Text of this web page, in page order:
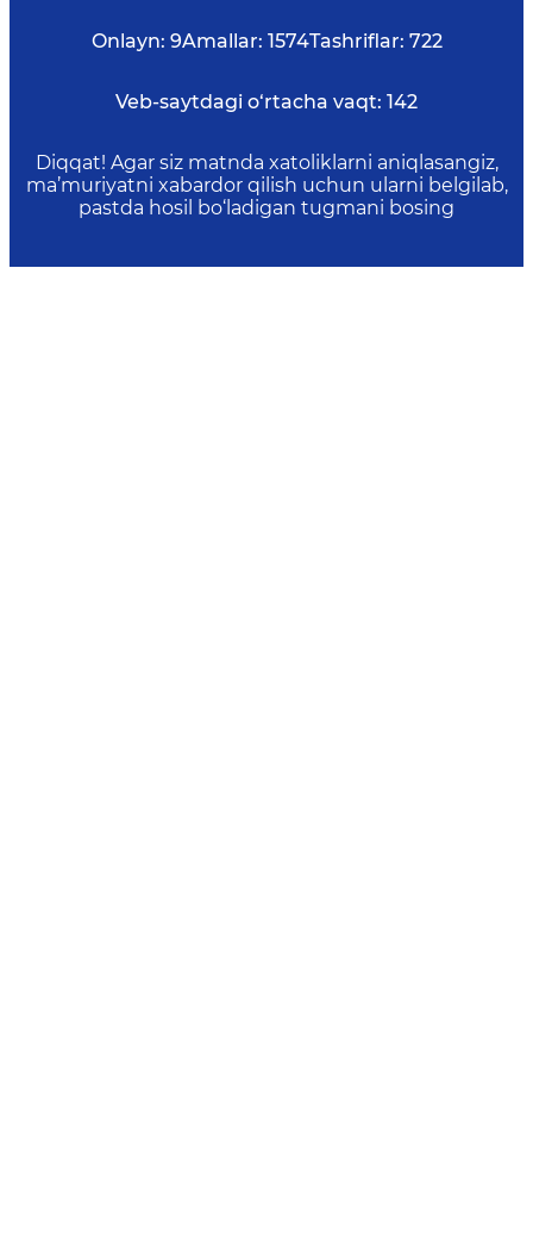
Onlayn: 9Amallar: 1574Tashriflar: 722
Veb-saytdagi o‘rtacha vaqt: 142
Diqqat! Agar siz matnda xatoliklarni aniqlasangiz,
ma’muriyatni xabardor qilish uchun ularni belgilab,
pastda hosil bo‘ladigan tugmani bosing